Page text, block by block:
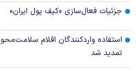
جزئیات فعال‌سازی «کیف پول ایران»
تمدید شد